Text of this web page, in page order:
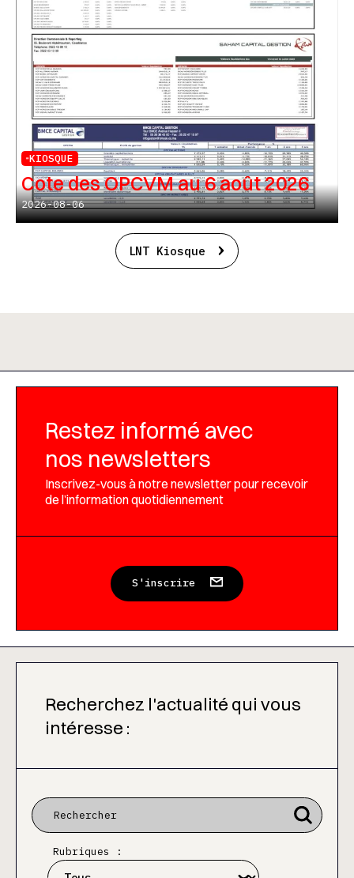
KIOSQUE
Cote des OPCVM au 6 août 2026
2026-08-06
LNT Kiosque
Restez informé avec
nos newsletters
Inscrivez-vous à notre newsletter pour recevoir
de l’information quotidiennement
S'inscrire
Recherchez l'actualité qui vous
intéresse :
Rubriques :